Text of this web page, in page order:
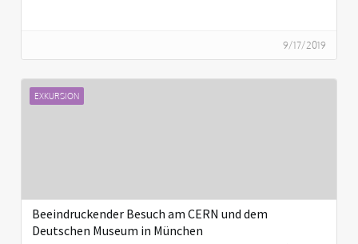
9/17/2019
EXKURSION
Beeindruckender Besuch am CERN und dem
Deutschen Museum in München